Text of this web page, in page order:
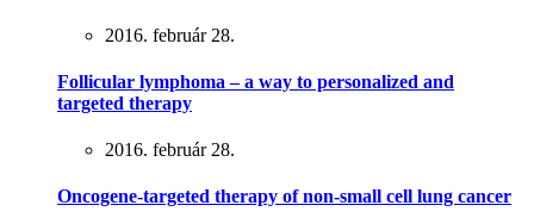
2016. február 28.
Follicular lymphoma – a way to personalized and
targeted therapy
2016. február 28.
Oncogene-targeted therapy of non-small cell lung cancer